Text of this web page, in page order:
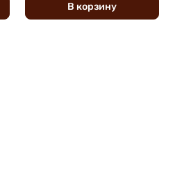
В корзину